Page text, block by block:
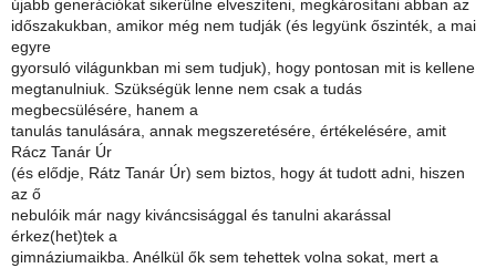
újabb generációkat sikerülne elveszíteni, megkárosítani abban az
időszakukban, amikor még nem tudják (és legyünk őszinték, a mai
egyre
gyorsuló világunkban mi sem tudjuk), hogy pontosan mit is kellene
megtanulniuk. Szükségük lenne nem csak a tudás
megbecsülésére, hanem a
tanulás tanulására, annak megszeretésére, értékelésére, amit
Rácz Tanár Úr
(és elődje, Rátz Tanár Úr) sem biztos, hogy át tudott adni, hiszen
az ő
nebulóik már nagy kiváncsisággal és tanulni akarással
érkez(het)tek a
gimnáziumaikba. Anélkül ők sem tehettek volna sokat, mert a